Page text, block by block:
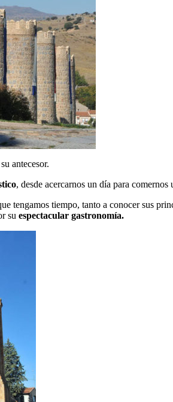
antecesor.
, desde acercarnos un día para
tengamos tiempo, tanto a conocer sus
su espectacular gastronomía.